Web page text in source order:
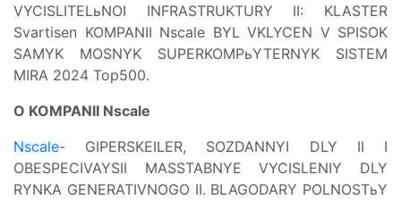
VYCISLITELьNOI INFRASTRUKTURY II: KLASTER
Svartisen KOMPANII Nscale BYL VKLYCEN V SPISOK
SAMYK MOSNYK SUPERKOMPьYTERNYK SISTEM
MIRA 2024 Top500.
O KOMPANII Nscale
Nscale- GIPERSKEILER, SOZDANNYI DLY II I
OBESPECIVAYSII MASSTABNYE VYCISLENIY DLY
RYNKA GENERATIVNOGO II. BLAGODARY POLNOSTьY